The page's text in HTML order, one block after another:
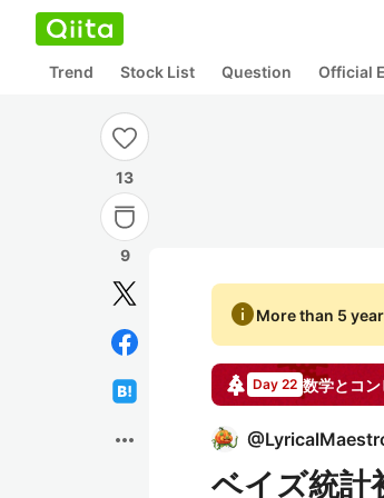
Trend Stock List Question Official
13
9
more_horiz
infoMore than 5
Day 22 数学とコ
@
ベイズ統計